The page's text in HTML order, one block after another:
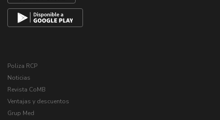
Poliza RCP
Noticias
Revista CoMB
Ventajas y descuentos
Grup Med